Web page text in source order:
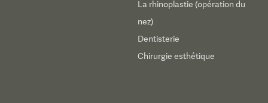
La rhinoplastie (opération du
nez)
Dentisterie
Chirurgie esthétique